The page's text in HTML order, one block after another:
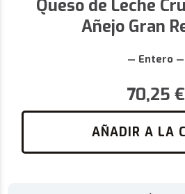
Queso de Leche
Añejo Gran
— Entero —
70,25 €
AÑADIR A LA